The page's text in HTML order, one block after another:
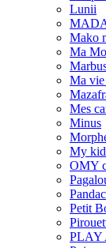
Lunii
Mako
Ma
Ma
Mes
Minus
My
OMY
Petit
PLAY